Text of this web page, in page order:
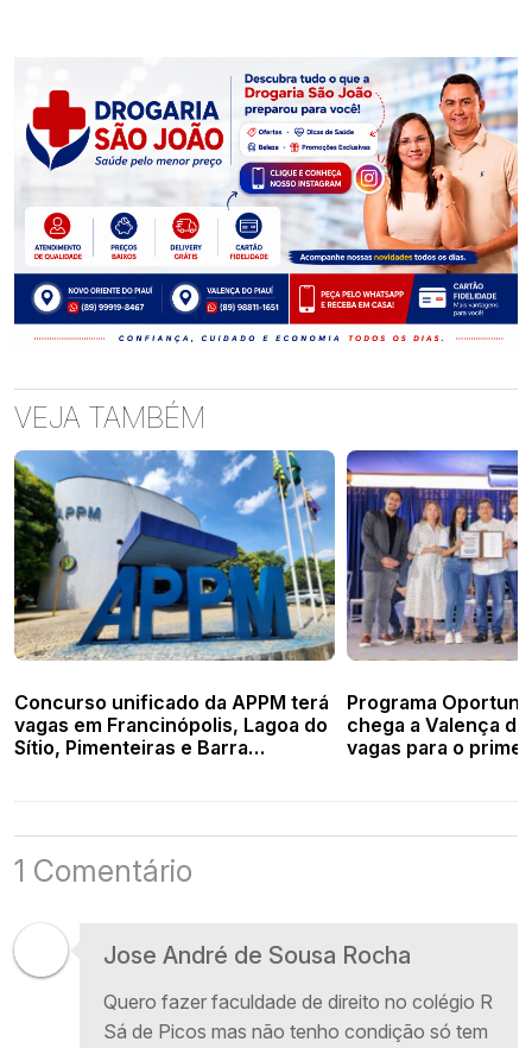
VEJA TAMBÉM
Concurso unificado da APPM terá
vagas em Francinópolis, Lagoa do
Sítio, Pimenteiras e Barra
Programa
chega a Valença
vagas para o
1 Comentário
Jose André de Sousa Rocha
Quero fazer faculdade de direito no colégio R
Sá de Picos mas não tenho condição só tem